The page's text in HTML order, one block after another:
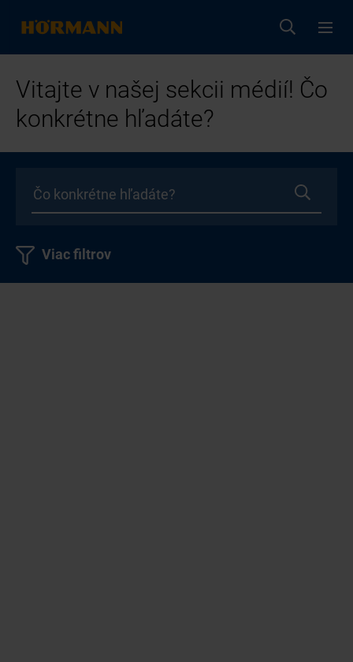
Vitajte v našej sekcii médií! Čo
konkrétne hľadáte?
Viac filtrov